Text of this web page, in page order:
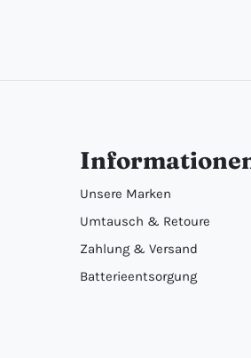
Unsere Marken
Umtausch & Retoure
Zahlung & Versand
Batterieentsorgung